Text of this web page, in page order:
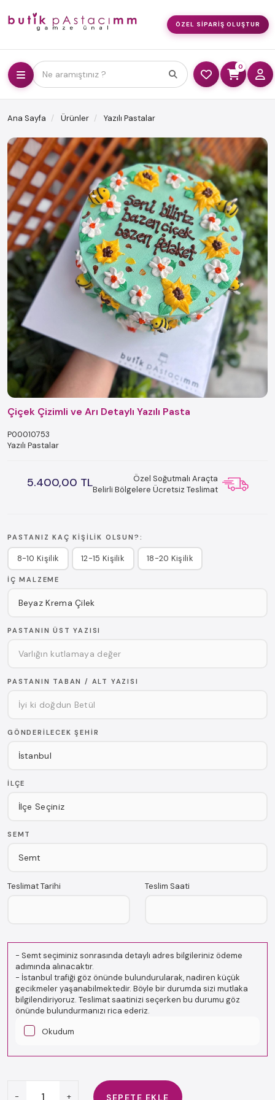
ÖZEL SIPARIŞ OLUŞTUR
Ne aramıştınız ?
0
Ana Sayfa Ürünler Yazılı Pastalar
Çiçek Çizimli ve Arı Detaylı Yazılı Pasta
P00010753
Yazılı Pastalar
5.400,00 TL
Özel Soğutmalı Araçta
Belirli Bölgelere Ücretsiz Teslimat
PASTANIZ KAÇ KIŞILIK OLSUN?:
8-10 Kişilik 12-15 Kişilik 18-20 Kişilik
İÇ MALZEME
PASTANIN ÜST YAZISI
PASTANIN TABAN / ALT YAZISI
GÖNDERILECEK ŞEHIR
İLÇE
SEMT
Teslimat Tarihi Teslim Saati
- Semt seçiminiz sonrasında detaylı adres bilgileriniz ödeme
adımında alınacaktır.
- İstanbul trafiği göz önünde bulundurularak, nadiren küçük
gecikmeler yaşanabilmektedir. Böyle bir durumda sizi mutlaka
bilgilendiriyoruz. Teslimat saatinizi seçerken bu durumu göz
önünde bulundurmanızı rica ederiz.
Okudum
- + SEPETE EKLE